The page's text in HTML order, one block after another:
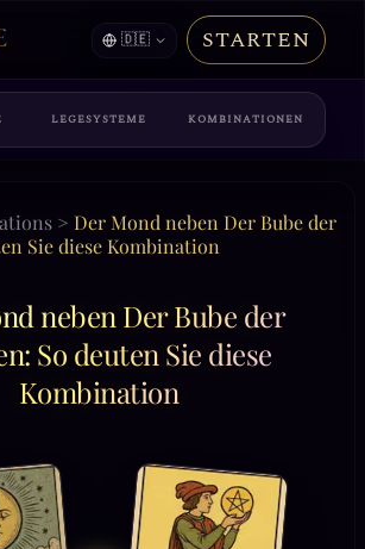
🇩🇪 STARTEN
LEGESYSTEME KOMBINATIONEN
> Der Mond neben Der Bube der
Sie diese Kombination
neben Der Bube der
So deuten Sie diese
Kombination